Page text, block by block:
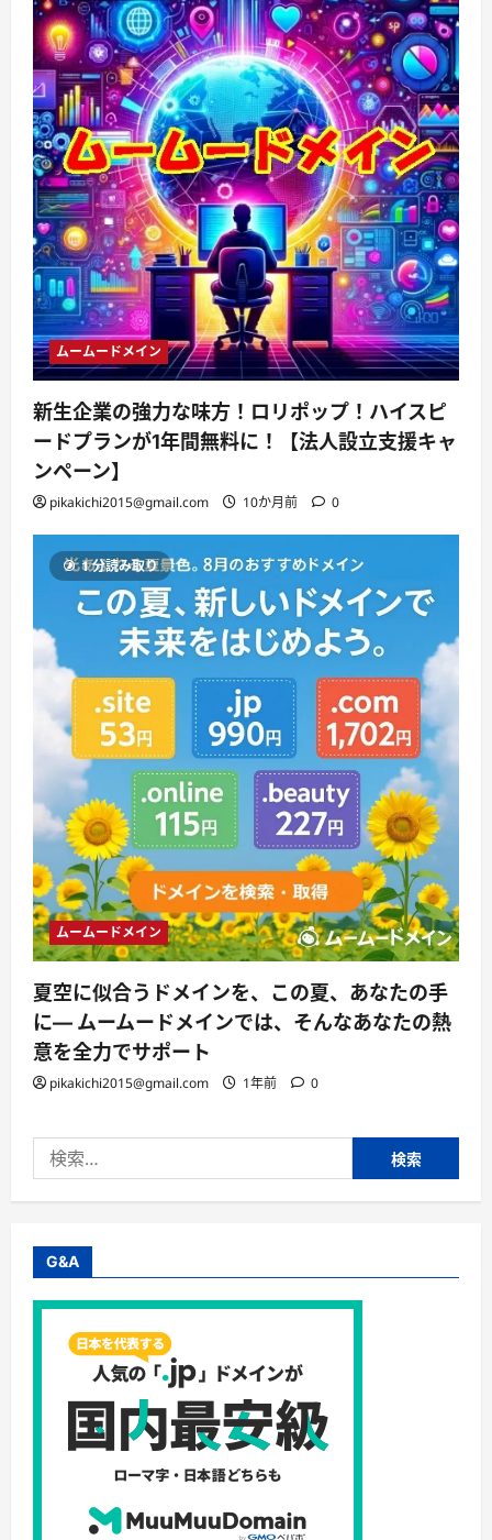
ムームードメイン
新生企業の強力な味方！ロリポップ！ハイスピ
ードプランが1年間無料に！【法人設立支援キャ
ンペーン】
pikakichi2015@gmail.com 10か月前 0
1 分読み取り
ムームードメイン
夏空に似合うドメインを、この夏、あなたの手
に— ムームードメインでは、そんなあなたの熱
意を全力でサポート
pikakichi2015@gmail.com 1年前 0
索:
G&A